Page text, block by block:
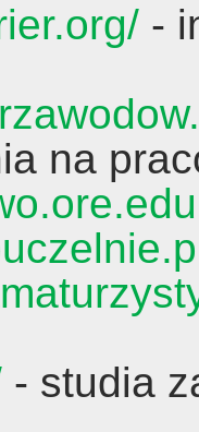
-
na
- studia